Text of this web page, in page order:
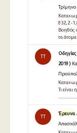
Τρίμηνο
832,2 -
Βοηθός
τα άτομα
TT
2019 )
Τι είναι η
TT
Έρευνα